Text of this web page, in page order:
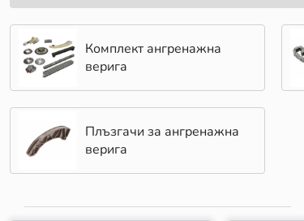
Комплект ангренажна
верига
Плъзгачи за ангренажна
верига